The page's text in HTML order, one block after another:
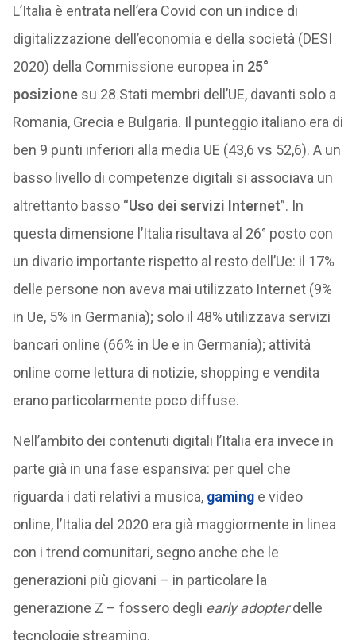
L’Italia è entrata nell’era Covid con un indice di
digitalizzazione dell’economia e della società (DESI
2020) della Commissione europea in 25°
posizionesu 28 Stati membri dell’UE, davanti solo a
Romania, Grecia e Bulgaria. Il punteggio italiano era di
ben 9 punti inferiori alla media UE (43,6 vs 52,6). A un
basso livello di competenze digitali si associava un
altrettanto basso “Uso dei servizi Internet”. In
questa dimensione l’Italia risultava al 26° posto con
un divario importante rispetto al resto dell’Ue: il 17%
delle persone non aveva mai utilizzato Internet (9%
in Ue, 5% in Germania); solo il 48% utilizzava servizi
bancari online (66% in Ue e in Germania); attività
online come lettura di notizie, shopping e vendita
erano particolarmente poco diffuse.
Nell’ambito dei contenuti digitali l’Italia era invece in
parte già in una fase espansiva: per quel che
riguarda i dati relativi a musica, gaminge video
online, l’Italia del 2020 era già maggiormente in linea
con i trend comunitari, segno anche che le
generazioni più giovani – in particolare la
generazione Z – fossero degli early adopterdelle
tecnologie streaming.